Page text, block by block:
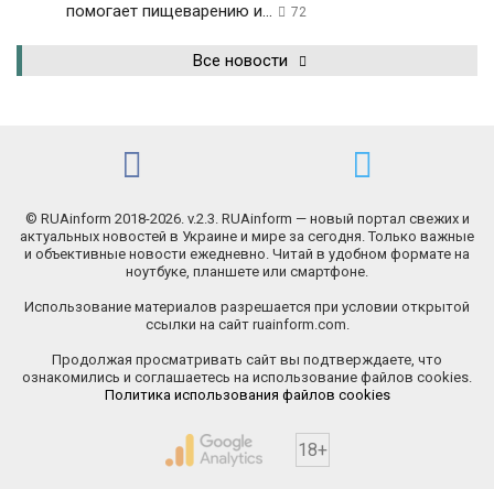
помогает пищеварению и...
72
Все новости
© RUAinform 2018-2026. v.2.3. RUAinform — новый портал свежих и
актуальных новостей в Украине и мире за сегодня. Только важные
и объективные новости ежедневно. Читай в удобном формате на
ноутбуке, планшете или смартфоне.
Использование материалов разрешается при условии открытой
ссылки на сайт ruainform.com.
Продолжая просматривать сайт вы подтверждаете, что
ознакомились и соглашаетесь на использование файлов cookies.
Политика использования файлов cookies
18+